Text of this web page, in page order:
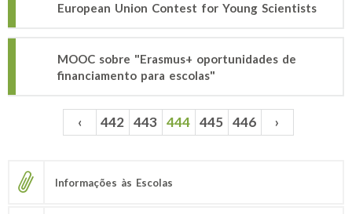
European Union Contest for Young Scientists
MOOC sobre "Erasmus+ oportunidades de
financiamento para escolas"
Páginas ‹ 442 443 444 445 446 ›
Informações às Escolas